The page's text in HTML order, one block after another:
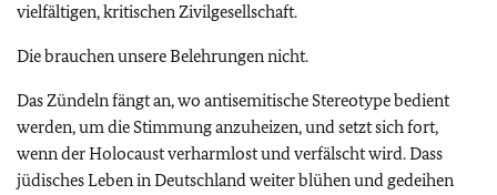
vielfältigen, kritischen Zivilgesellschaft.
Die brauchen unsere Belehrungen nicht.
Das Zündeln fängt an, wo antisemitische Stereotype bedient
werden, um die Stimmung anzuheizen, und setzt sich fort,
wenn der Holocaust verharmlost und verfälscht wird. Dass
jüdisches Leben in Deutschland weiter blühen und gedeihen